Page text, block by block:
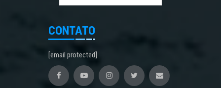
CONTATO
[email protected]